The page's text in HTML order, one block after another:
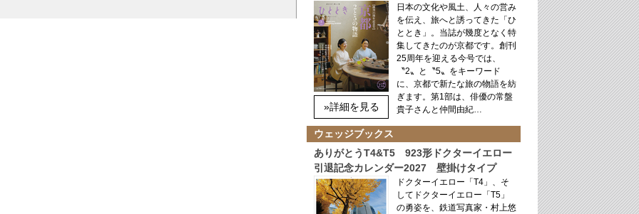
»詳細を見る
日本の文化や風土、人々の営み
を伝え、旅へと誘ってきた「ひ
ととき」。当誌が幾度となく特
集してきたのが京都です。創刊
25周年を迎える今号では、
〝2〟と〝5〟をキーワード
に、京都で新たな旅の物語を紡
ぎます。第1部は、俳優の常盤
貴子さんと仲間由紀…
ウェッジブックス
ありがとうT4&T5 923形ドクターイエロー
引退記念カレンダー2027 壁掛けタイプ
ドクターイエロー「T4」、そ
してドクターイエロー「T5」
の勇姿を、鉄道写真家・村上悠